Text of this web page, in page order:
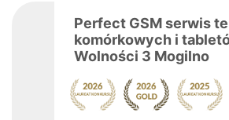
Perfect GSM serwis
komórkowych i
Wolności 3 Mogilno